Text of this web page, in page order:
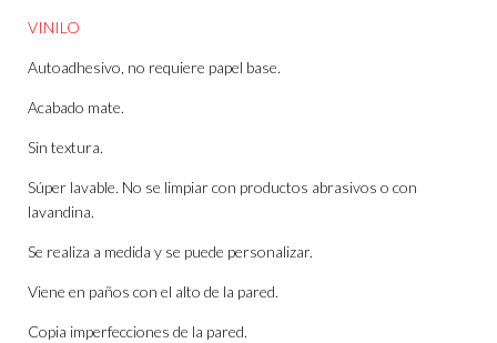
VINILO
Autoadhesivo, no requiere papel base.
Acabado mate.
Sin textura.
Súper lavable. No se limpiar con productos abrasivos o con
lavandina.
Se realiza a medida y se puede personalizar.
Viene en paños con el alto de la pared.
Copia imperfecciones de la pared.